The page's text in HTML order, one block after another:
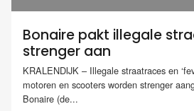
Bonaire pakt illegale
strenger aan
KRALENDIJK – Illegale straatraces en
motoren en scooters worden strenger
Bonaire (de...